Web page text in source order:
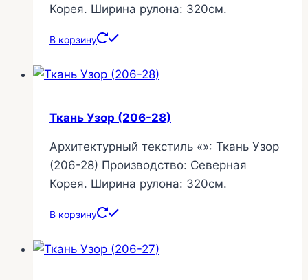
Корея. Ширина рулона: 320см.
В корзину
Ткань Узор (206-28)
Архитектурный текстиль «»: Ткань Узор
(206-28) Производство: Северная
Корея. Ширина рулона: 320см.
В корзину